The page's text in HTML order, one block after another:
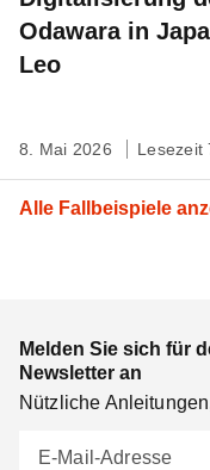
Odawara in
Leo
8. Mai 2026 Lesezeit
Alle Fallbeispiele
Melden Sie sich für
Newsletter an
Nützliche
E-Mail-Adresse